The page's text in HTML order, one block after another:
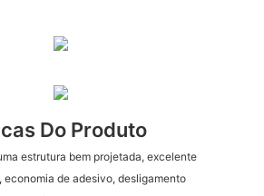
Do Produto
estrutura bem projetada, excelente
de adesivo, desligamento